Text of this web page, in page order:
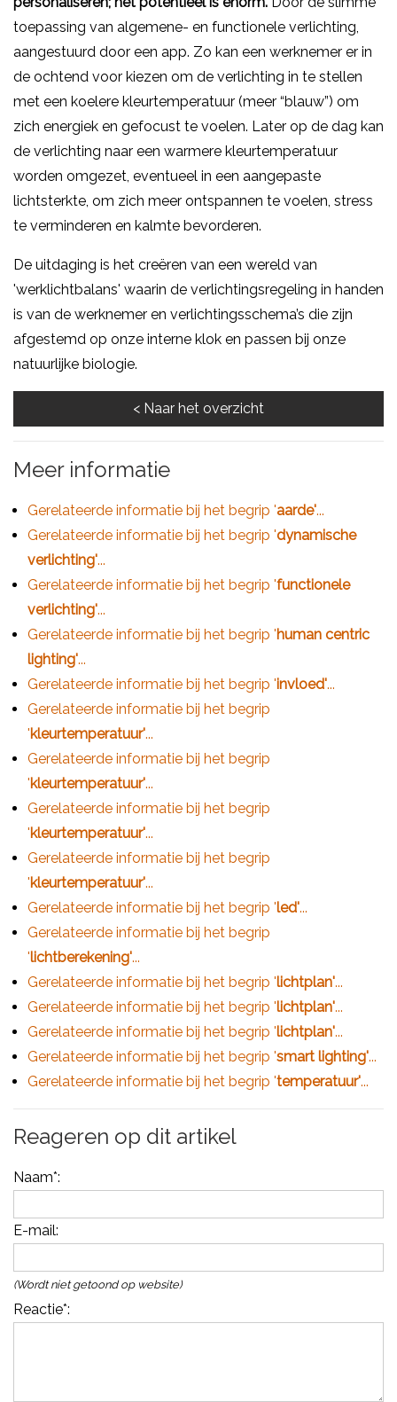
toepassing van algemene- en functionele verlichting,
aangestuurd door een app. Zo kan een werknemer er in
de ochtend voor kiezen om de verlichting in te stellen
met een koelere kleurtemperatuur (meer “blauw”) om
zich energiek en gefocust te voelen. Later op de dag kan
de verlichting naar een warmere kleurtemperatuur
worden omgezet, eventueel in een aangepaste
lichtsterkte, om zich meer ontspannen te voelen, stress
te verminderen en kalmte bevorderen.
De uitdaging is het creëren van een wereld van
'werklichtbalans' waarin de verlichtingsregeling in handen
is van de werknemer en verlichtingsschema’s die zijn
afgestemd op onze interne klok en passen bij onze
natuurlijke biologie.
Meer informatie
Gerelateerde informatie bij het begrip 'aarde'...
Gerelateerde informatie bij het begrip 'dynamische
verlichting'...
Gerelateerde informatie bij het begrip 'functionele
verlichting'...
Gerelateerde informatie bij het begrip 'human centric
lighting'...
Gerelateerde informatie bij het begrip 'invloed'...
Gerelateerde informatie bij het begrip
'kleurtemperatuur'...
Gerelateerde informatie bij het begrip
'kleurtemperatuur'...
Gerelateerde informatie bij het begrip
'kleurtemperatuur'...
Gerelateerde informatie bij het begrip
'kleurtemperatuur'...
Gerelateerde informatie bij het begrip 'led'...
Gerelateerde informatie bij het begrip
'lichtberekening'...
Gerelateerde informatie bij het begrip 'lichtplan'...
Gerelateerde informatie bij het begrip 'lichtplan'...
Gerelateerde informatie bij het begrip 'lichtplan'...
Gerelateerde informatie bij het begrip 'smart lighting'...
Gerelateerde informatie bij het begrip 'temperatuur'...
Reageren op dit artikel
Naam*:
E-mail:
(Wordt niet getoond op website)
Reactie*: